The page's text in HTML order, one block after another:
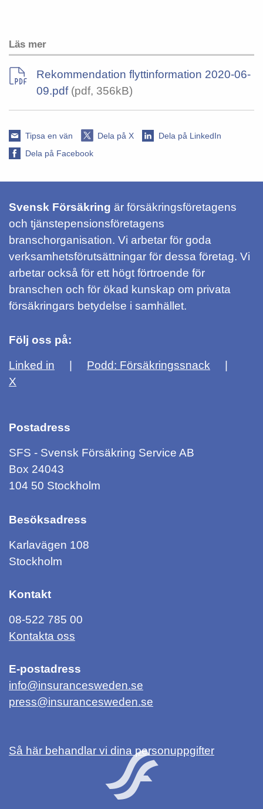
Läs mer
Rekommendation flyttinformation 2020-06-
09.pdf(pdf, 356kB)
Tipsa en vän Dela på X
Dela på LinkedIn
Dela på Facebook
Svensk Försäkring är försäkringsföretagens
och tjänstepensionsföretagens
branschorganisation. Vi arbetar för goda
verksamhetsförutsättningar för dessa företag. Vi
arbetar också för ett högt förtroende för
branschen och för ökad kunskap om privata
försäkringars betydelse i samhället.
Följ oss på:
Linked in
Podd: Försäkringssnack
X
Postadress
SFS - Svensk Försäkring Service AB
Box 24043
104 50 Stockholm
Besöksadress
Karlavägen 108
Stockholm
Kontakt
08-522 785 00
Kontakta oss
E-postadress
info@insurancesweden.se
press@insurancesweden.se
Så här behandlar vi dina personuppgifter